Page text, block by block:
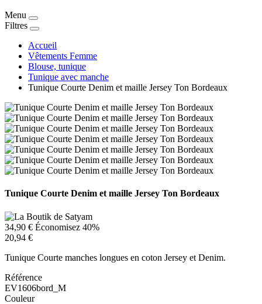
Menu
Filtres
Accueil
Vêtements Femme
Blouse, tunique
Tunique avec manche
Tunique Courte Denim et maille Jersey Ton Bordeaux
Tunique Courte Denim et maille Jersey Ton Bordeaux
34,90 € Économisez 40%
20,94 €
Tunique Courte manches longues en coton Jersey et Denim.
Référence
EV1606bord_M
Couleur